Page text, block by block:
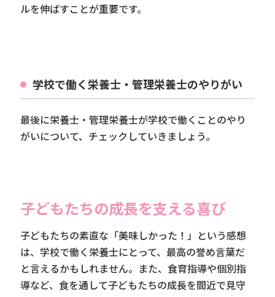
ルを伸ばすことが重要です。
学校で働く栄養士・管理栄養士のやりがい
最後に栄養士・管理栄養士が学校で働くことのやり
がいについて、チェックしていきましょう。
子どもたちの成長を支える喜び
子どもたちの素直な「美味しかった！」という感想
は、学校で働く栄養士にとって、最高の誉め言葉だ
と言えるかもしれません。また、食育指導や個別指
導など、食を通して子どもたちの成長を間近で見守